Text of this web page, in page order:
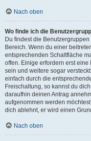
Nach oben
Wo finde ich die
Du findest die
Bereich. Wenn du einer
entsprechenden Schaltfläche
offen. Einige erfordern erst
sein und weitere sogar
einfach durch die
Freischaltung, so kannst du
daraufhin deinen Antrag
aufgenommen werden
dich ablehnt, er wird einen
Nach oben